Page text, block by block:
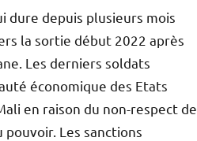
dure depuis plusieurs mois
la sortie début 2022 après
Les derniers soldats
économique des Etats
en raison du non-respect de
Les sanctions